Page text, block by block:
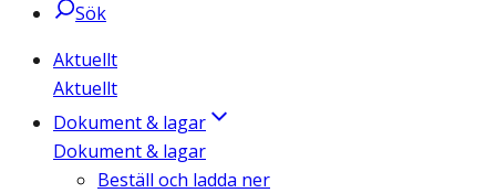
Sök
Aktuellt
Aktuellt
Dokument & lagar
Dokument & lagar
Beställ och ladda ner